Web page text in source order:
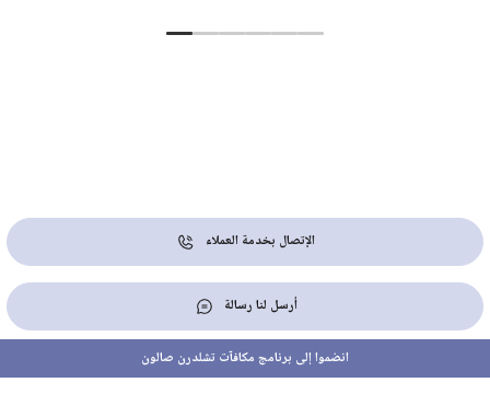
الإتصال بخدمة العملاء
أرسل لنا رسالة
انضموا إلى برنامج مكافآت تشلدرن صالون